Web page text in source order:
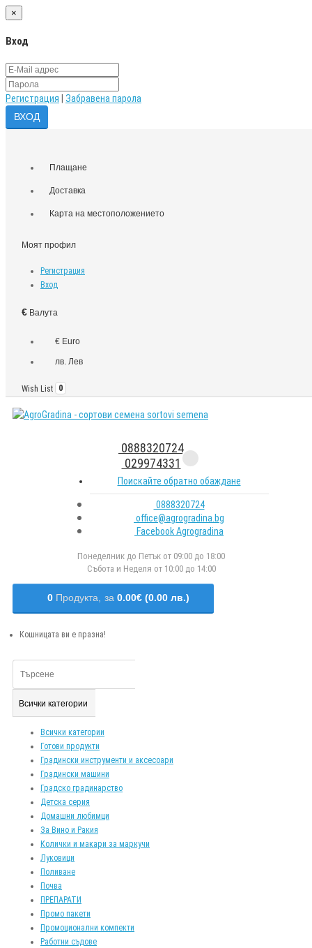
×
Вход
Регистрация Забравена парола
Плащане
Доставка
Карта на местоположението
Моят профил
Регистрация
Вход
€ Валута
€ Euro
лв. Лев
Wish List 0
0888320724
029974331
Поискайте обратно обаждане
0888320724
office@agrogradina.bg
Facebook Agrogradina
Понеделник до Петък от 09:00 до 18:00
Събота и Неделя от 10:00 до 14:00
0 Продукта, за 0.00€ (0.00 лв.)
Кошницата ви е празна!
Всички категории
Всички категории
Готови продукти
Градински инструменти и аксесоари
Градински машини
Градско градинарство
Детска серия
Домашни любимци
За Вино и Ракия
Колички и макари за маркучи
Луковици
Поливане
Почва
ПРЕПАРАТИ
Промо пакети
Промоционални компекти
Работни съдове